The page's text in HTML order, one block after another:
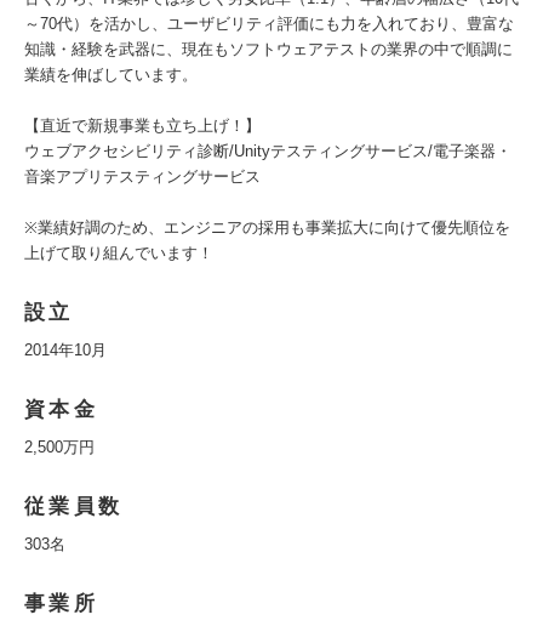
～70代）を活かし、ユーザビリティ評価にも力を入れており、豊富な
知識・経験を武器に、現在もソフトウェアテストの業界の中で順調に
業績を伸ばしています。
【直近で新規事業も立ち上げ！】
ウェブアクセシビリティ診断/Unityテスティングサービス/電子楽器・
音楽アプリテスティングサービス
※業績好調のため、エンジニアの採用も事業拡大に向けて優先順位を
上げて取り組んでいます！
設立
2014年10月
資本金
2,500万円
従業員数
303名
事業所